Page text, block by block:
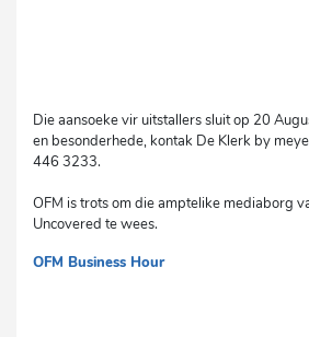
Die aansoeke vir uitstallers sluit op 20
en besonderhede, kontak De Klerk by
446 3233.
OFM is trots om die amptelike mediaborg
Uncovered te wees.
OFM Business Hour